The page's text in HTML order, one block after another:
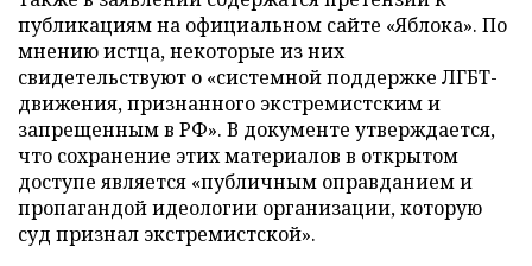
публикациям на официальном сайте «Яблока». По
мнению истца, некоторые из них
свидетельствуют о «системной поддержке ЛГБТ-
движения, признанного экстремистским и
запрещенным в РФ». В документе утверждается,
что сохранение этих материалов в открытом
доступе является «публичным оправданием и
пропагандой идеологии организации, которую
суд признал экстремистской».